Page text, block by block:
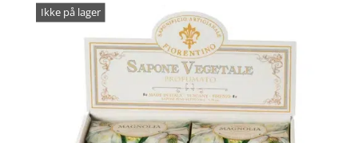
Ikke på lager